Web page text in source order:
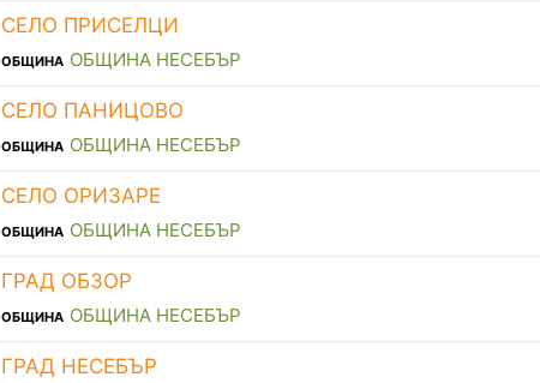
СЕЛО ПРИСЕЛЦИ
ОБЩИНА ОБЩИНА НЕСЕБЪР
СЕЛО ПАНИЦОВО
ОБЩИНА ОБЩИНА НЕСЕБЪР
СЕЛО ОРИЗАРЕ
ОБЩИНА ОБЩИНА НЕСЕБЪР
ГРАД ОБЗОР
ОБЩИНА ОБЩИНА НЕСЕБЪР
ГРАД НЕСЕБЪР